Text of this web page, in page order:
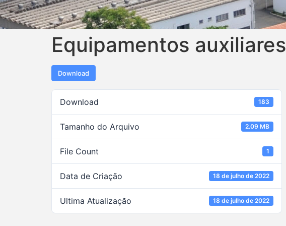
Equipamentos auxiliares
Download
Download 183
Tamanho do Arquivo 2.09 MB
File Count 1
Data de Criação 18 de julho de 2022
Ultima Atualização 18 de julho de 2022